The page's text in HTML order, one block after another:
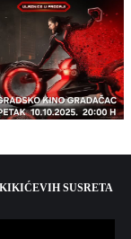
SUSRETA